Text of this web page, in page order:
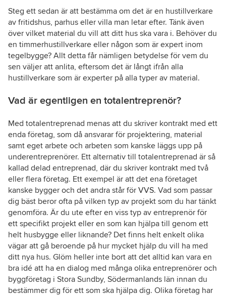
Steg ett sedan är att bestämma om det är en hustillverkare
av fritidshus, parhus eller villa man letar efter. Tänk även
över vilket material du vill att ditt hus ska vara i. Behöver du
en timmerhustillverkare eller någon som är expert inom
tegelbygge? Allt detta får nämligen betydelse för vem du
sen väljer att anlita, eftersom det är långt ifrån alla
hustillverkare som är experter på alla typer av material.
Vad är egentligen en totalentreprenör?
Med totalentreprenad menas att du skriver kontrakt med ett
enda företag, som då ansvarar för projektering, material
samt eget arbete och arbeten som kanske läggs upp på
underentreprenörer. Ett alternativ till totalentreprenad är så
kallad delad entreprenad, där du skriver kontrakt med två
eller flera företag. Ett exempel är att det ena företaget
kanske bygger och det andra står för VVS. Vad som passar
dig bäst beror ofta på vilken typ av projekt som du har tänkt
genomföra. Är du ute efter en viss typ av entreprenör för
ett specifikt projekt eller en som kan hjälpa till genom ett
helt husbygge eller liknande? Det finns helt enkelt olika
vägar att gå beroende på hur mycket hjälp du vill ha med
ditt nya hus. Glöm heller inte bort att det alltid kan vara en
bra idé att ha en dialog med många olika entreprenörer och
byggföretag i Stora Sundby, Södermanlands län innan du
bestämmer dig för ett som ska hjälpa dig. Olika företag har